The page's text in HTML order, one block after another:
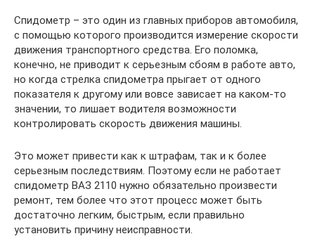
Спидометр – это один из главных приборов автомобиля,
с помощью которого производится измерение скорости
движения транспортного средства. Его поломка,
конечно, не приводит к серьезным сбоям в работе авто,
но когда стрелка спидометра прыгает от одного
показателя к другому или вовсе зависает на каком-то
значении, то лишает водителя возможности
контролировать скорость движения машины.
Это может привести как к штрафам, так и к более
серьезным последствиям. Поэтому если не работает
спидометр ВАЗ 2110 нужно обязательно произвести
ремонт, тем более что этот процесс может быть
достаточно легким, быстрым, если правильно
установить причину неисправности.